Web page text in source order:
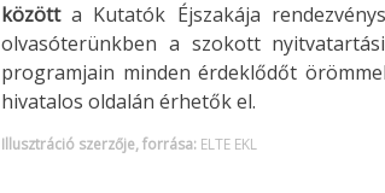
közötta Kutatók Éjszakája
olvasóterünkben a szokott
programjain minden érdeklődőt
hivatalos oldalán érhetők el.
Illusztráció szerzője, forrása: ELTE EKL